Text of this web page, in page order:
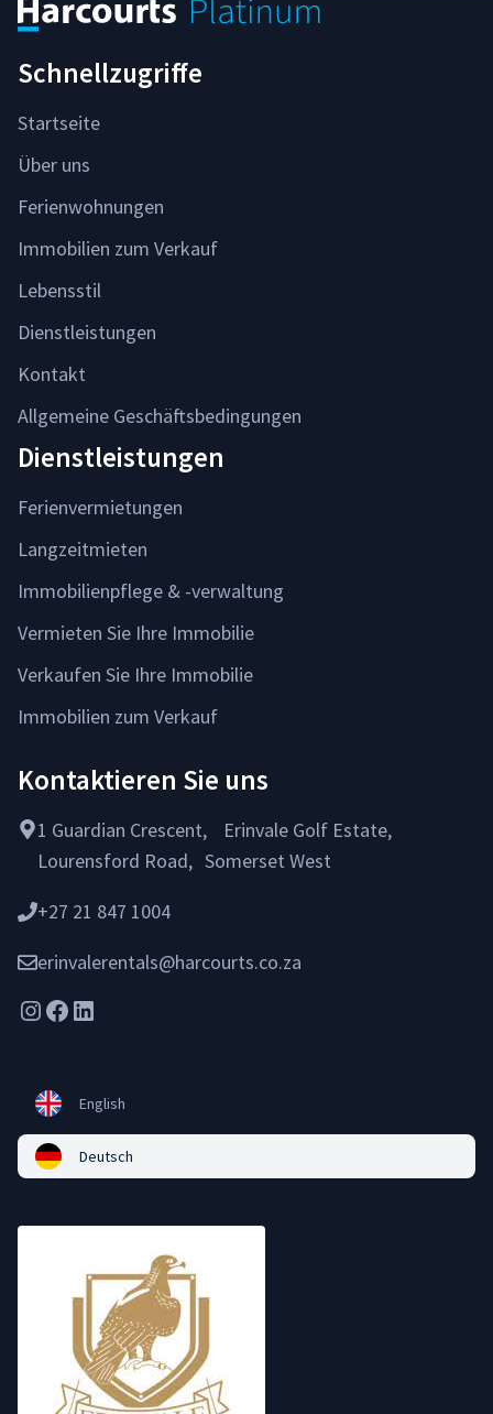
Schnellzugriffe
Startseite
Über uns
Ferienwohnungen
Immobilien zum Verkauf
Lebensstil
Dienstleistungen
Kontakt
Allgemeine Geschäftsbedingungen
Dienstleistungen
Ferienvermietungen
Langzeitmieten
Immobilienpflege & -verwaltung
Vermieten Sie Ihre Immobilie
Verkaufen Sie Ihre Immobilie
Immobilien zum Verkauf
Kontaktieren Sie uns
1 Guardian Crescent, Erinvale Golf Estate,
Lourensford Road, Somerset West
+27 21 847 1004
erinvalerentals@harcourts.co.za
Instagram
Facebook
LinkedIn
English
Deutsch